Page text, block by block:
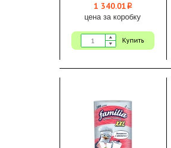
1 340.01 i
цена за коробку
Купить